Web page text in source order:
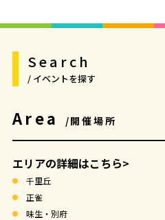
Search
/ イベントを探す
Area /開催場所
エリアの詳細はこちら>
千里丘
正雀
味生・別府